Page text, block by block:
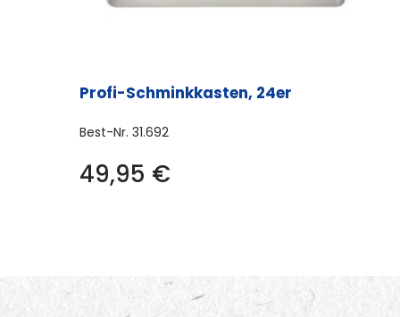
Profi-Schminkkasten, 24er
Best-Nr. 31.692
49,95 €